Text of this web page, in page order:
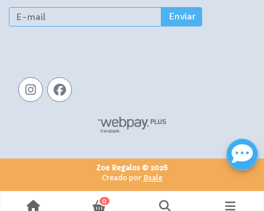
Enviar
Zoe Regalos © 2026
Creado por Bsale
0